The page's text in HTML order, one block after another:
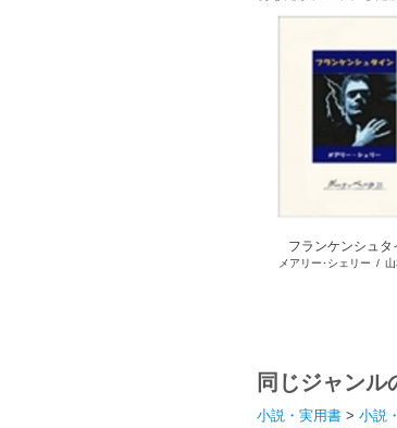
フランケンシュタ
メアリー･シェリー /
同じジャンル
小説・実用書 > 小説